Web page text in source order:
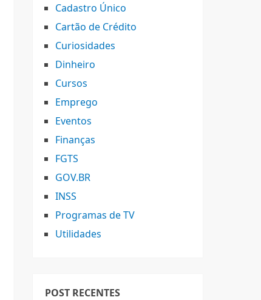
Cadastro Único
Cartão de Crédito
Curiosidades
Dinheiro
Cursos
Emprego
Eventos
Finanças
FGTS
GOV.BR
INSS
Programas de TV
Utilidades
POST RECENTES